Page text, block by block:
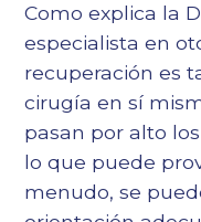
Como explica la
especialista en
recuperación es
cirugía en sí
pasan por alto
lo que puede
menudo, se